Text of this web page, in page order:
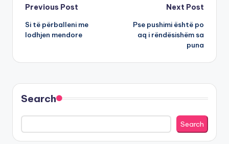
Post
navigation
Previous Post
Si të përballeni me
lodhjen mendore
Next Post
Pse pushimi është po
aq i rëndësishëm sa
puna
Search
Search